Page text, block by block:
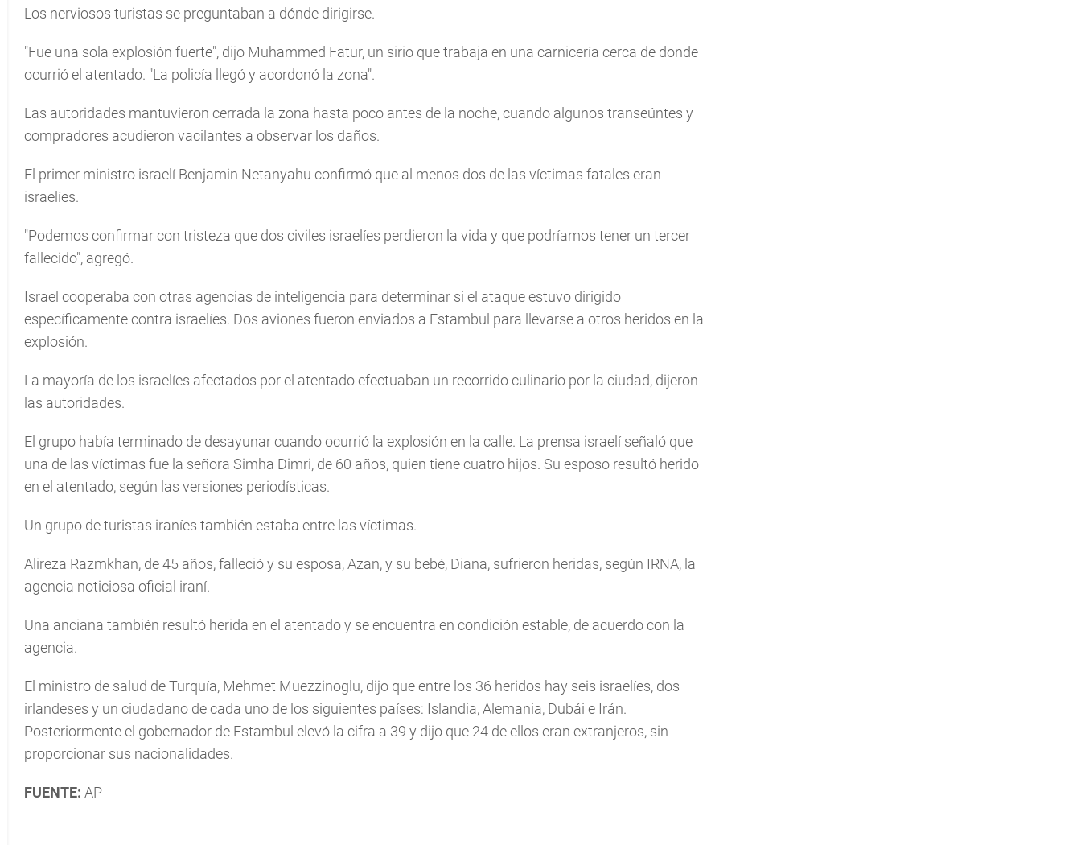
Los nerviosos turistas se preguntaban a dónde dirigirse.
"Fue una sola explosión fuerte", dijo Muhammed Fatur, un sirio que trabaja en una carnicería cerca de donde
ocurrió el atentado. "La policía llegó y acordonó la zona".
Las autoridades mantuvieron cerrada la zona hasta poco antes de la noche, cuando algunos transeúntes y
compradores acudieron vacilantes a observar los daños.
El primer ministro israelí Benjamin Netanyahu confirmó que al menos dos de las víctimas fatales eran
israelíes.
"Podemos confirmar con tristeza que dos civiles israelíes perdieron la vida y que podríamos tener un tercer
fallecido", agregó.
Israel cooperaba con otras agencias de inteligencia para determinar si el ataque estuvo dirigido
específicamente contra israelíes. Dos aviones fueron enviados a Estambul para llevarse a otros heridos en la
explosión.
La mayoría de los israelíes afectados por el atentado efectuaban un recorrido culinario por la ciudad, dijeron
las autoridades.
El grupo había terminado de desayunar cuando ocurrió la explosión en la calle. La prensa israelí señaló que
una de las víctimas fue la señora Simha Dimri, de 60 años, quien tiene cuatro hijos. Su esposo resultó herido
en el atentado, según las versiones periodísticas.
Un grupo de turistas iraníes también estaba entre las víctimas.
Alireza Razmkhan, de 45 años, falleció y su esposa, Azan, y su bebé, Diana, sufrieron heridas, según IRNA, la
agencia noticiosa oficial iraní.
Una anciana también resultó herida en el atentado y se encuentra en condición estable, de acuerdo con la
agencia.
El ministro de salud de Turquía, Mehmet Muezzinoglu, dijo que entre los 36 heridos hay seis israelíes, dos
irlandeses y un ciudadano de cada uno de los siguientes países: Islandia, Alemania, Dubái e Irán.
Posteriormente el gobernador de Estambul elevó la cifra a 39 y dijo que 24 de ellos eran extranjeros, sin
proporcionar sus nacionalidades.
FUENTE: AP